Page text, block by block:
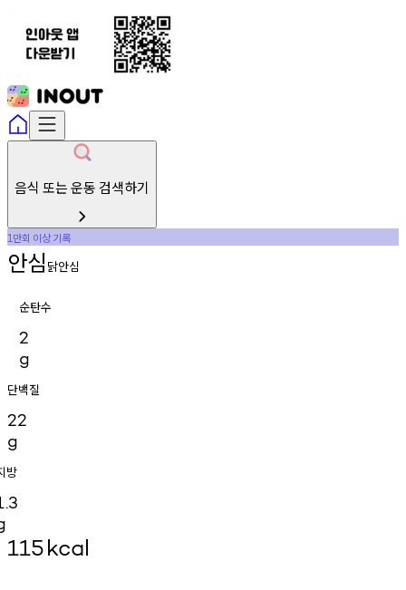
음식 또는 운동 검색하기
1만회 이상기록
안심 닭안심
순탄수
2
g
단백질
22
g
방
115kcal